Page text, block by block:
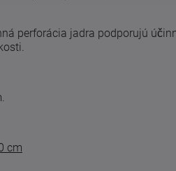
perforácia jadra podporujú
cm